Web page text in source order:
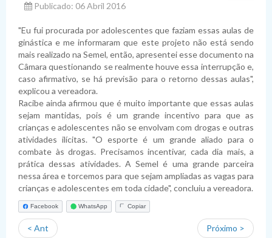
Ouvidoria
Tribuna Livre
Lei Complementar
Regimento Interno
Projetos de Lei Ordinária do Legislativo
Projetos de Lei Ordinária do Executivo
Projetos de Lei Complementar
Projetos de Decreto Legislativo
Projetos de Resolução
PPA – Plano Plurianual
LDO – Lei Diretrizes Orçamentárias
LOA – Lei Orçamentária Anual
Normas Administrativas
Decretos Legislativos
Resoluções
Portarias
Emendas
Emenda
Emendas Impositivas
Emendas à LOM
Proposições
Indicações
Requerimentos
Moções
Instrumentos Legislativos
Sessões plenárias
Ata das Sessões
Pauta das Sessões
Validar Documento
Portal de Transparência de Minas Gerais
Portal de Publicidade Transparente
Prefeitura de Varginha
Portal de Acesso à Informação Federal
Radar da Transparência
Receitas
Despesas Detalhadas
Despesas Orçamentárias
Despesas por Credor
Ordem Cronológica de Pagamentos
Cotas / Verba Indenizatória
Julgamento de contas
Transferências e Convênios
Transferências Financeiras Recebidas
Transferências Financeiras Concedidas
Convênios Recebidos
Parcerias e Convênios Repassados
Acordos Não Financeiros
Recursos Humanos
Cargos e Vencimentos
Servidores Públicos
Servidores e Remuneração
Estagiários
Folha de Pagamento
Lista de Terceirizados
Concursos Públicos
Diárias de Viagem
Processos Licitatórios
Publicações
Licitações
Dispensas
Inexigibilidade
Atas de Adesão
Obras
Contratos
Contratos Celebrados
Fiscais de Contratos
Prestação de Contas
Relatórios da Lei 4.320/64
Relatórios da LRF
Execução Extraorçamentária
Planejamento
Plano Anual de Contratações
Plano Estratégico Institucional
Relatório de Gestão e Atividades
Lei de Acesso à Informação
Sistema de Informação ao Cidadão - SIC
Perguntas Frequentes
Lei Geral de Proteção de Dados Pessoais
Sobre a LGPD
Transmissões
Jornal da Câmara
Edições Anteriores
Coleção de Livros
Vagas de Emprego no Espaço Cidadania
Pesquisa de Satisfação
Publicado: 06 Abril 2016
"Eu fui procurada por adolescentes que faziam essas aulas de
ginástica e me informaram que este projeto não está sendo
mais realizado na Semel, então, apresentei esse documento na
Câmara questionando se realmente houve essa interrupção e,
caso afirmativo, se há previsão para o retorno dessas aulas",
explicou a vereadora.
Racibe ainda afirmou que é muito importante que essas aulas
sejam mantidas, pois é um grande incentivo para que as
crianças e adolescentes não se envolvam com drogas e outras
atividades ilícitas. "O esporte é um grande aliado para o
combate às drogas. Precisamos incentivar, cada dia mais, a
prática dessas atividades. A Semel é uma grande parceira
nessa área e torcemos para que sejam ampliadas as vagas para
crianças e adolescentes em toda cidade", concluiu a vereadora.
Facebook WhatsApp Copiar
< Ant Próximo >